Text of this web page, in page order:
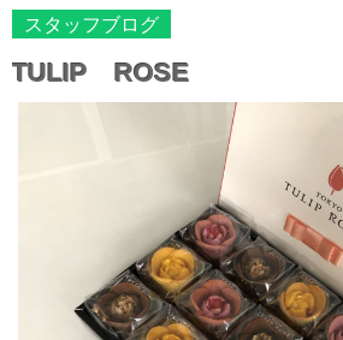
スタッフブログ
TULIP ROSE